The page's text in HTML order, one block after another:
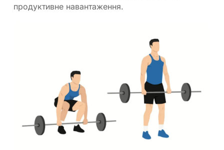
продуктивне навантаження.